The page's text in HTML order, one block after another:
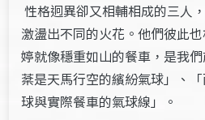
性格迥異卻又相輔相成的三人
激盪出不同的火花。他們彼此
婷就像穩重如山的餐車，是我
棻是天馬行空的繽紛氣球」、
球與實際餐車的氣球線」。